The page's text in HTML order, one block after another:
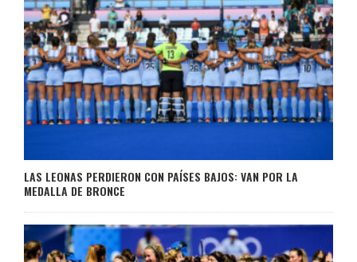
LAS LEONAS PERDIERON CON PAÍSES BAJOS: VAN POR LA
MEDALLA DE BRONCE